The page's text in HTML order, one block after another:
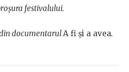
festivalului.
documentarul A fi și a avea.